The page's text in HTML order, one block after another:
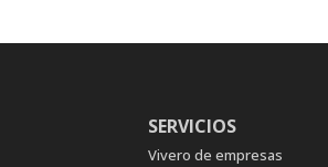
SERVICIOS
Vivero de empresas